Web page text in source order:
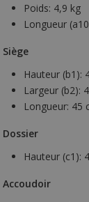
Poids: 4,9 kg
Longueur
Siège
Hauteur (b1):
Largeur (b2):
Longueur: 45
Dossier
Hauteur (c1):
Accoudoir